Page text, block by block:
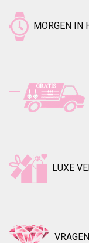
MORGEN IN
LUXE